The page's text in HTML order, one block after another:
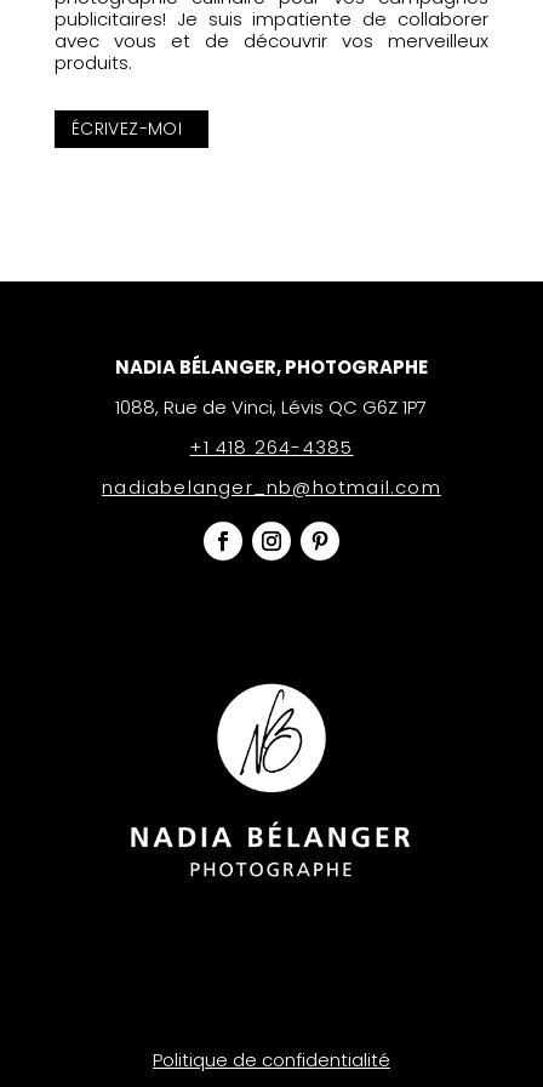
publicitaires! Je suis impatiente de collaborer
avec vous et de découvrir vos merveilleux
produits.
ÉCRIVEZ-MOI
NADIA BÉLANGER, PHOTOGRAPHE
1088, Rue de Vinci, Lévis QC G6Z 1P7
+1 418 264-4385
nadiabelanger_nb@hotmail.com
Politique de confidentialité